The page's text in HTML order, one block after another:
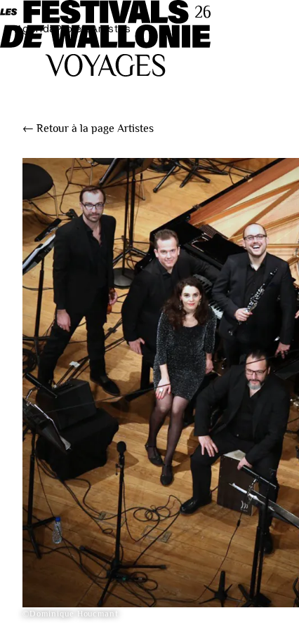
AgendaProjetsArtistes
← Retour à la page Artistes
©Dominique Houcmant